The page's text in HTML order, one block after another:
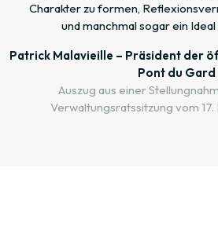
Charakter zu formen,
und manchmal sogar ein
Patrick Malavieille – Präsident der
Pont du Gard
Auszug aus einer
Verwaltungsratssitzung vom